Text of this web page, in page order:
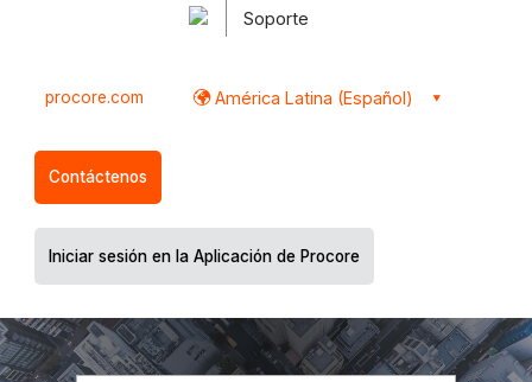
Soporte
procore.com América Latina (Español)
Contáctenos
Iniciar sesión en la Aplicación de Procore